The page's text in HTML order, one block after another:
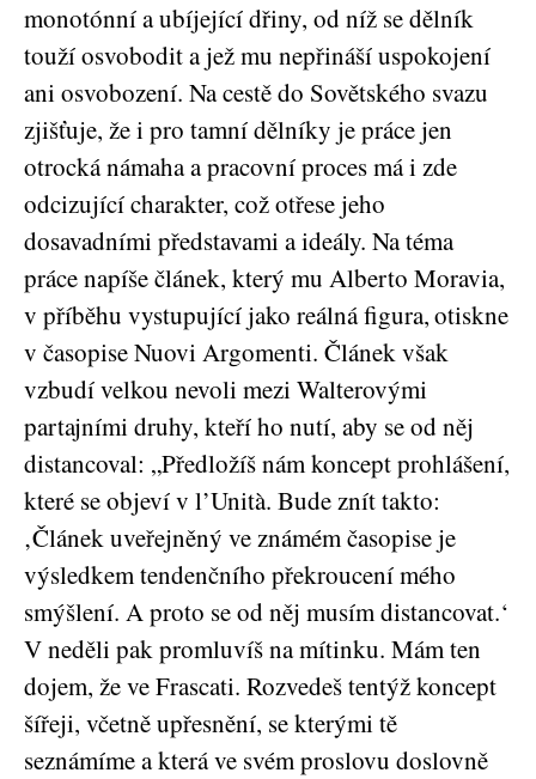
monotónní a ubíjející dřiny, od níž se dělník
touží osvobodit a jež mu nepřináší uspokojení
ani osvobození. Na cestě do Sovětského svazu
zjišťuje, že i pro tamní dělníky je práce jen
otrocká námaha a pracovní proces má i zde
odcizující charakter, což otřese jeho
dosavadními představami a ideály. Na téma
práce napíše článek, který mu Alberto Moravia,
v příběhu vystupující jako reálná figura,otiskne
v časopise Nuovi Argomenti. Článek však
vzbudí velkou nevoli mezi Walterovými
partajními druhy, kteří ho nutí, aby se od něj
distancoval: „Předložíš nám koncept prohlášení,
které se objeví v l’Unità. Bude znít takto:
‚Článek uveřejněný ve známém časopise je
výsledkem tendenčního překroucení mého
smýšlení. A proto se od něj musím distancovat.‘
V neděli pak promluvíš na mítinku. Mám ten
dojem, že ve Frascati. Rozvedeš tentýž koncept
šířeji, včetně upřesnění, se kterými tě
seznámíme a která ve svém proslovu doslovně